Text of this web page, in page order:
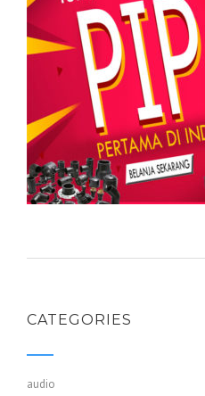
CATEGORIES
audio